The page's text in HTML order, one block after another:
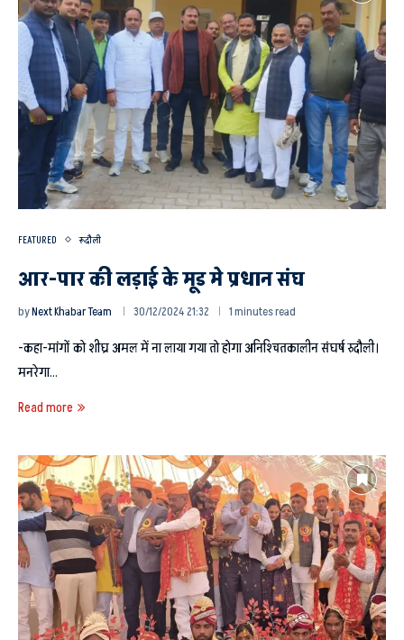
FEATURED रूदौली
आर-पार की लड़ाई के मूड मे प्रधान संघ
byNext Khabar Team 30/12/2024 21:32 1 minutes read
-कहा-मांगों को शीघ्र अमल में ना लाया गया तो होगा अनिश्चितकालीन संघर्ष रुदौली।
मनरेगा…
Read more